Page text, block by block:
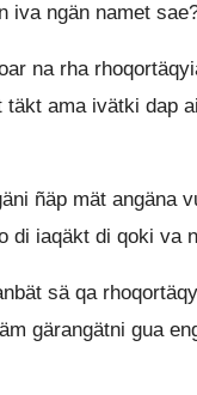
iva ngän namet
na rha
ama ivätki dap
ñäp mät angäna
di iaqäkt di qoki va
sä qa
gärangätni gua